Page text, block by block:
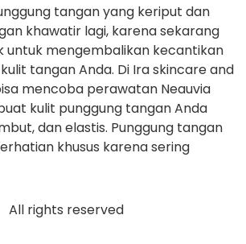
tangan yang keriput dan
khawatir lagi, karena sekarang
untuk mengembalikan kecantikan
tangan Anda. Di Ira skincare and
mencoba perawatan Neauvia
kulit punggung tangan Anda
dan elastis. Punggung tangan
khusus karena sering
All rights reserved